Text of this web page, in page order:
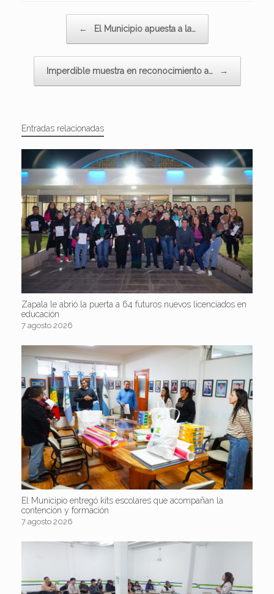
← El Municipio apuesta a la…
Imperdible muestra en reconocimiento a… →
Entradas relacionadas
Zapala le abrió la puerta a 64 futuros nuevos licenciados en
educación
7 agosto 2026
El Municipio entregó kits escolares que acompañan la
contención y formación
7 agosto 2026